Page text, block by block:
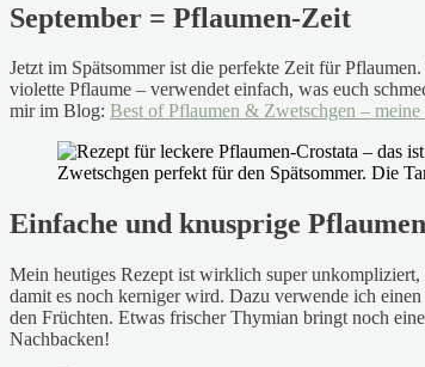
September = Pflaumen-Zeit
Jetzt im Spätsommer ist die perfekte Zeit für
violette Pflaume – verwendet einfach, was euch
mir im Blog: Best of Pflaumen & Zwetschgen – meine
Einfache und knusprige
Mein heutiges Rezept ist wirklich super
damit es noch kerniger wird. Dazu verwende ich
den Früchten. Etwas frischer Thymian bringt noch
Nachbacken!